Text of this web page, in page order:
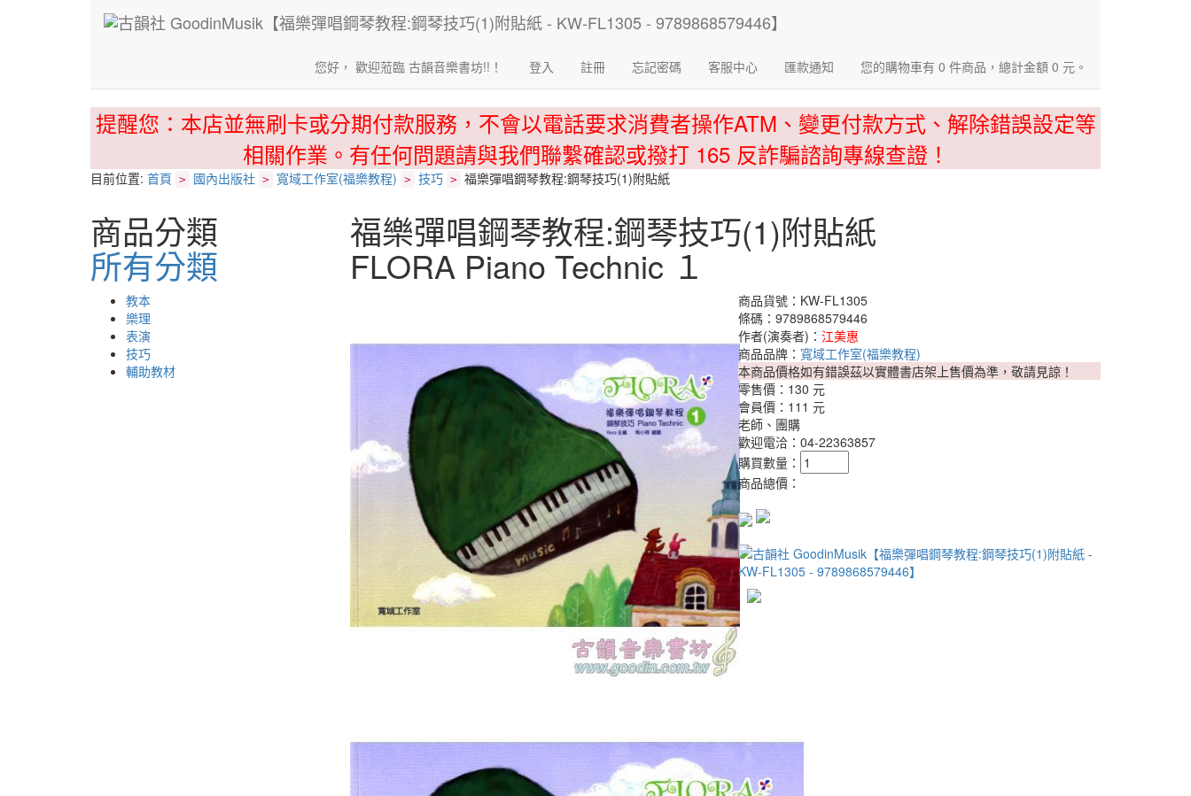
您好， 歡迎蒞臨 古韻音樂書坊!!！ 登入 註冊 忘記密碼 客服中心 匯款通知 您的購物車有 0 件商品，總計金額 0 元。
提醒您：本店並無刷卡或分期付款服務，不會以電話要求消費者操作ATM、變更付款方式、解除錯誤設定等
相關作業。有任何問題請與我們聯繫確認或撥打 165 反詐騙諮詢專線查證！
目前位置: 首頁 > 國內出版社 > 寬域工作室(福樂教程) > 技巧 > 福樂彈唱鋼琴教程:鋼琴技巧(1)附貼紙
商品分類
所有分類
教本
樂理
表演
技巧
輔助教材
福樂彈唱鋼琴教程:鋼琴技巧(1)附貼紙
FLORA Piano Technic １
商品貨號：KW-FL1305
條碼：9789868579446
作者(演奏者)：江美惠
商品品牌： 寬域工作室(福樂教程)
本商品價格如有錯誤茲以實體書店架上售價為準，敬請見諒！
零售價： 130 元
會員價： 111 元
老師、團購
歡迎電洽：04-22363857
購買數量：
商品總價：